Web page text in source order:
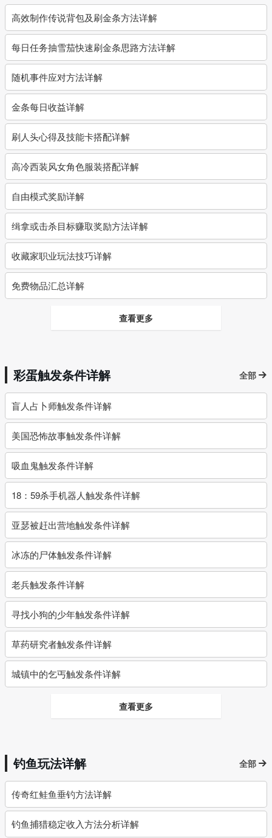
高效制作传说背包及刷金条方法详解
每日任务抽雪茄快速刷金条思路方法详解
随机事件应对方法详解
金条每日收益详解
刷人头心得及技能卡搭配详解
高冷西装风女角色服装搭配详解
自由模式奖励详解
缉拿或击杀目标赚取奖励方法详解
收藏家职业玩法技巧详解
免费物品汇总详解
查看更多
彩蛋触发条件详解 全部
盲人占卜师触发条件详解
美国恐怖故事触发条件详解
吸血鬼触发条件详解
18：59杀手机器人触发条件详解
亚瑟被赶出营地触发条件详解
冰冻的尸体触发条件详解
老兵触发条件详解
寻找小狗的少年触发条件详解
草药研究者触发条件详解
城镇中的乞丐触发条件详解
查看更多
钓鱼玩法详解 全部
传奇红鲑鱼垂钓方法详解
钓鱼捕猎稳定收入方法分析详解